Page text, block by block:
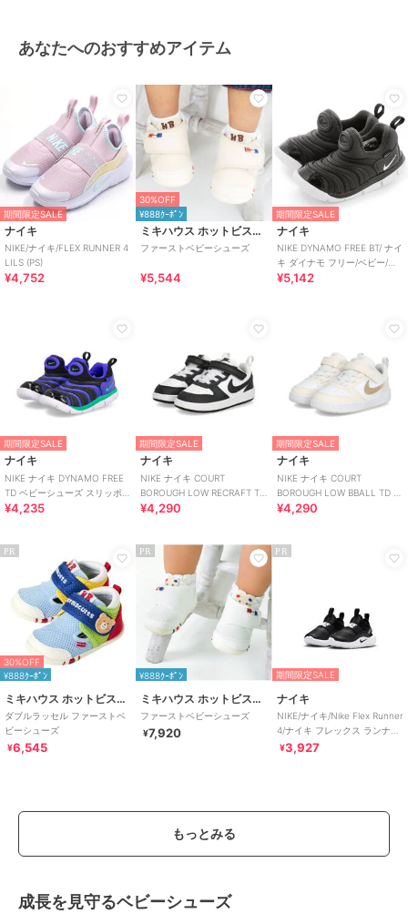
あなたへのおすすめアイテム
期間限定SALE
ナイキ
NIKE/ナイキ/FLEX RUNNER 4
LILS (PS)
¥4,752
30%OFF
¥888ｸｰﾎﾟﾝ
ミキハウス ホットビスケッツ
ファーストベビーシューズ
¥5,544
期間限定SALE
ナイキ
NIKE DYNAMO FREE BT/ ナイ
キ ダイナモ フリー/ベビー/ス
リッポン
¥5,142
期間限定SALE
ナイキ
NIKE ナイキ DYNAMO FREE
TD ベビーシューズ スリッポン
(ダイナモフリーTD)
¥4,235
期間限定SALE
ナイキ
NIKE ナイキ COURT
BOROUGH LOW RECRAFT TD
べビースニーカー 子供靴
¥4,290
期間限定SALE
ナイキ
NIKE ナイキ COURT
BOROUGH LOW BBALL TD べ
ビースニーカー 子供靴
¥4,290
PR
30%OFF
¥888ｸｰﾎﾟﾝ
ミキハウス ホットビスケッツ
ダブルラッセル ファーストベ
ビーシューズ
¥6,545
PR
¥888ｸｰﾎﾟﾝ
ミキハウス ホットビスケッツ
ファーストベビーシューズ
¥7,920
PR
期間限定SALE
ナイキ
NIKE/ナイキ/Nike Flex Runner
4/ナイキ フレックス ランナー
4¥3,927
もっとみる
成長を見守るベビーシューズ